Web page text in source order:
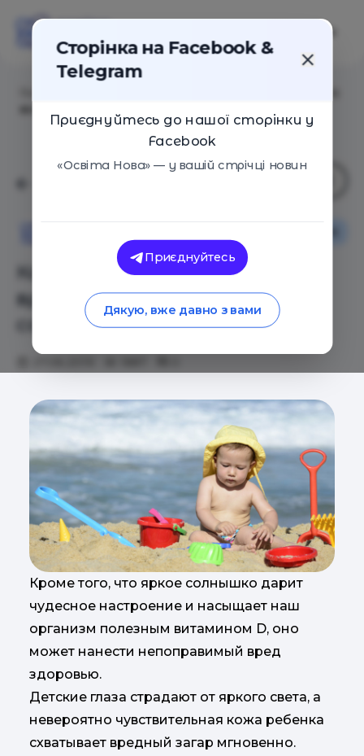
Как защитить малыша от
вредного воздействия
солнечных лучей
Кроме того, что яркое солнышко дарит
чудесное настроение и насыщает наш
организм полезным витамином D, оно
может нанести непоправимый вред
здоровью.
Детские глаза страдают от яркого света, а
невероятно чувствительная кожа ребенка
схватывает вредный загар мгновенно.
Сторінка на Facebook &
Telegram
Приєднуйтесь до нашої сторінки у
Facebook
«Освіта Нова» — у вашій стрічці новин
Приєднуйтесь
Дякую, вже давно з вами